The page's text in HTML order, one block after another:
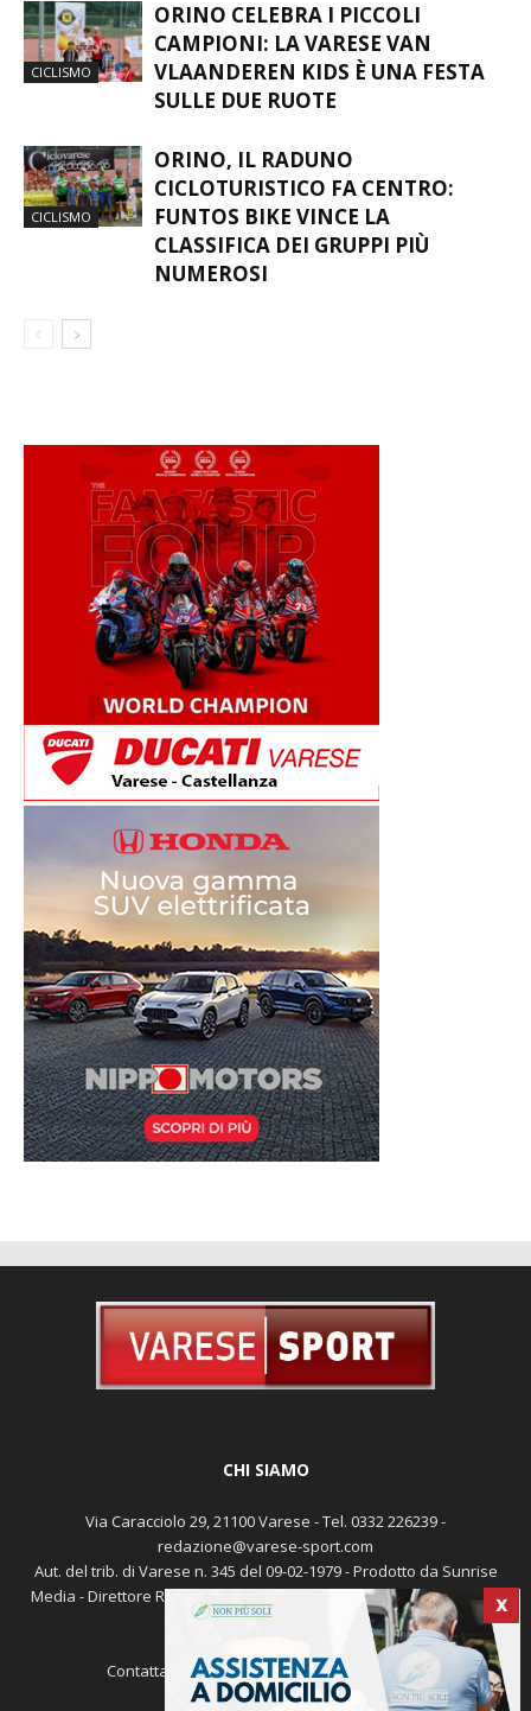
CICLISMO
ORINO CELEBRA I PICCOLI
CAMPIONI: LA VARESE VAN
VLAANDEREN KIDS È UNA FESTA
SULLE DUE RUOTE
CICLISMO
ORINO, IL RADUNO
CICLOTURISTICO FA CENTRO:
FUNTOS BIKE VINCE LA
CLASSIFICA DEI GRUPPI PIÙ
NUMEROSI
X
CHI SIAMO
Via Caracciolo 29, 21100 Varese - Tel. 0332 226239 -
redazione@varese-sport.com
Aut. del trib. di Varese n. 345 del 09-02-1979 - Prodotto da Sunrise
Media - Direttore Responsabile: Michele Marocco -Cookie policy
Pubblicità
Contattaci: redazione@varese-sport.com